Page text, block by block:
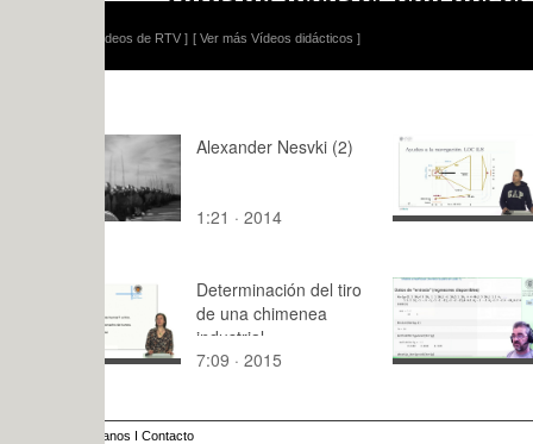
[ Ver más Vídeos didácticos ]
Alexander Nesvki (2)
1:21 · 2014
Ingeniería
4:54 · 2025
Determinación del tiro
de una chimenea
industrial
7:09 · 2015
Regresión
centrado,
modelo
9:14 · 2021